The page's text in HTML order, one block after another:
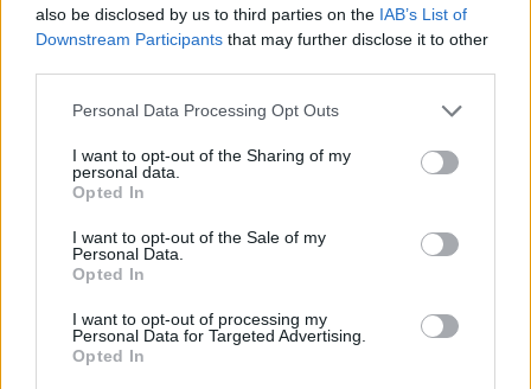
also be disclosed by us to third parties on the IAB’s List of
Downstream Participants that may further disclose it to other
Please note that this website/app uses one or more Google
not limited to your visit or usage behaviour. You may click to
grant or deny consent to Google and its third-party tags to
use your data for below specified purposes in below Google
consent section.
Personal Data Processing Opt Outs
I want to opt-out of the Sharing of my
personal data.
Opted In
I want to opt-out of the Sale of my
Personal Data.
Opted In
I want to opt-out of processing my
Personal Data for Targeted Advertising.
Opted In
cas de fuit ne vas pas contaminer la source d’eau.
Les pompes submersibles pour eaux claires sont une
Pompes de Forage
Submersibles
Pompes de puits